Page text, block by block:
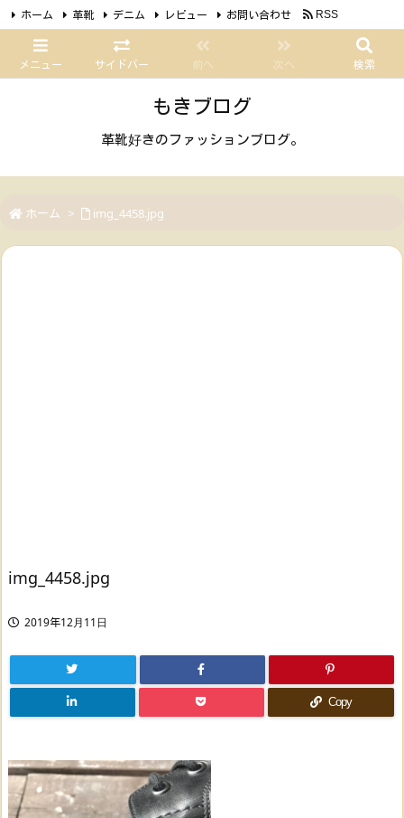
メニュー サイドバー 前へ 次へ 検索
ホーム 革靴 デニム レビュー お問い合わせ RSS
Feedly
もきブログ
革靴好きのファッションブログ。
ホーム > img_4458.jpg
img_4458.jpg
2019年12月11日
Copy